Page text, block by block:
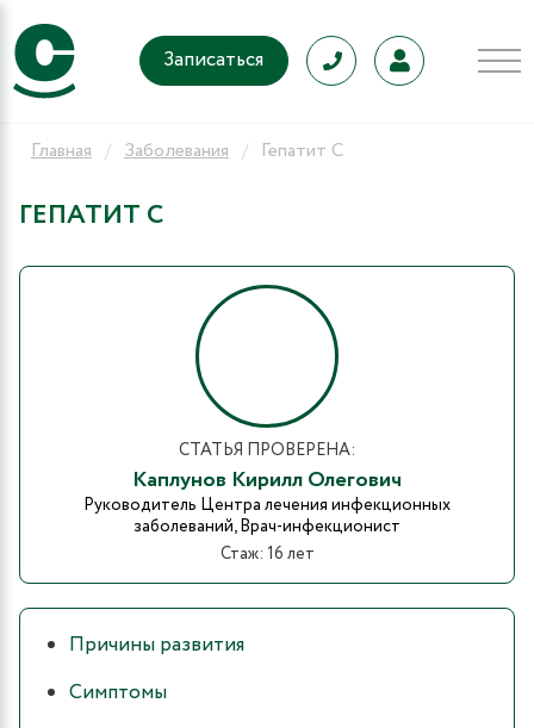
Записаться
Главная Заболевания Гепатит С
ГЕПАТИТ С
СТАТЬЯ ПРОВЕРЕНА:
Каплунов Кирилл Олегович
Руководитель Центра лечения инфекционных
заболеваний, Врач-инфекционист
Стаж: 16 лет
Причины развития
Симптомы